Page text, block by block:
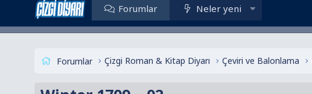
Forumlar Neler yeni
Forumlar Çizgi Roman & Kitap Diyarı Çeviri ve Balonlama